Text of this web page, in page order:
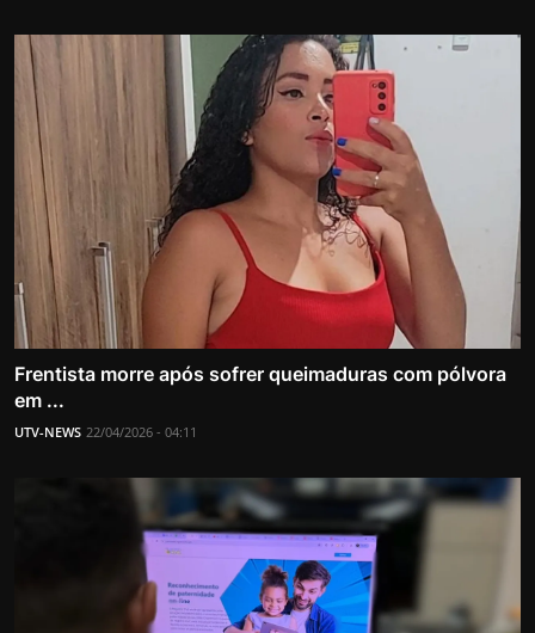
Frentista morre após sofrer queimaduras com pólvora
em ...
UTV-NEWS 22/04/2026 - 04:11